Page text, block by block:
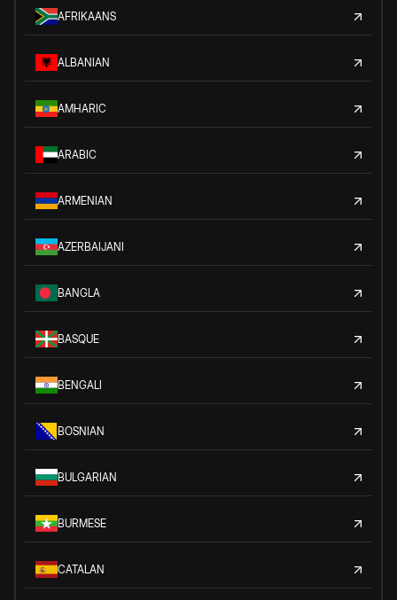
AFRIKAANS
ALBANIAN
AMHARIC
ARABIC
ARMENIAN
AZERBAIJANI
BANGLA
BASQUE
BENGALI
BOSNIAN
BULGARIAN
BURMESE
CATALAN